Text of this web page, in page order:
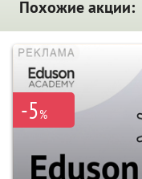
Похожие акции:
-5%